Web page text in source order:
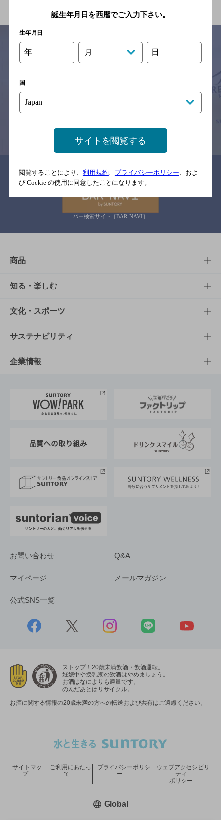
※それぞれのお店のメニューや営業時間などの掲載情報については、
予告なしに変更されることがありますので、
念のためお店にご確認の上ご来店くださいますようお願い申し上げま
情報提供：ぐるなび
関連リンク
バー検索サイト［BAR-NAVI］
商品
商品TOP
商品一覧
商品発売情報
栄養成分一覧
知る・楽しむ
知る・楽しむTOP
キャンペーン
工場見学
地域情報
文化・スポーツ
文化・スポーツTOP
サントリーホール
サントリーサンバーズ大阪
サステナビリティ
サステナビリティTOP
サントリーが考えるサステナビリティ経営
企業情報
企業概要
採用情報
お問い合わせ Q&A
マイページ メールマガジン
公式SNS一覧
ストップ！20歳未満飲酒・飲酒運転。
妊娠中や授乳期の飲酒はやめましょう。
お酒はなによりも適量です。
のんだあとはリサイクル。
お酒に関する情報の20歳未満の方への転送および共有はご遠慮ください。
サイトマッ
プ
ご利用にあたっ
て
プライバシーポリシ
ー
ウェブアクセシビリ
ティ
ポリシー
Global新しいウィンドウで開く
誕生年月日を西暦でご入力下さい。
生年月日
年 月 日
国
サイトを閲覧する
閲覧することにより、 利用規約、 プライバシーポリシー、およ
び Cookie の使用に同意したことになります。